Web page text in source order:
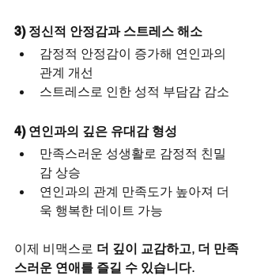
3) 정신적 안정감과 스트레스 해소
감정적 안정감이 증가해 연인과의
관계 개선
스트레스로 인한 성적 부담감 감소
4) 연인과의 깊은 유대감 형성
만족스러운 성생활로 감정적 친밀
감 상승
연인과의 관계 만족도가 높아져 더
욱 행복한 데이트 가능
이제 비맥스로 더 깊이 교감하고, 더 만족
스러운 연애를 즐길 수 있습니다.